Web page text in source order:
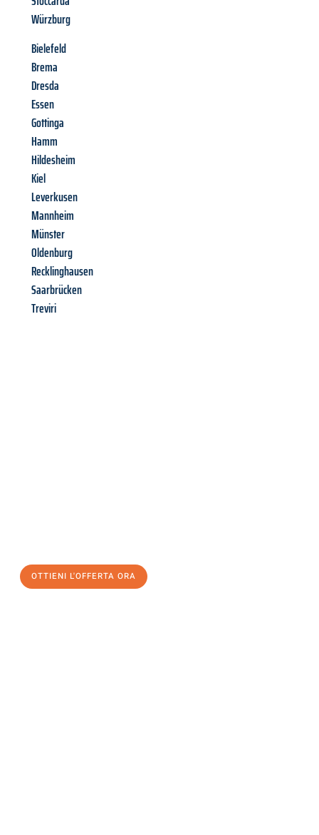
Würzburg
Bielefeld
Brema
Dresda
Essen
Gottinga
Hamm
Hildesheim
Kiel
Leverkusen
Mannheim
Münster
Oldenburg
Recklinghausen
Saarbrücken
Treviri
OTTIENI L'OFFERTA ORA